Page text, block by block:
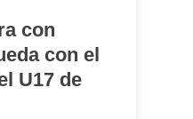
con
con el
U17 de